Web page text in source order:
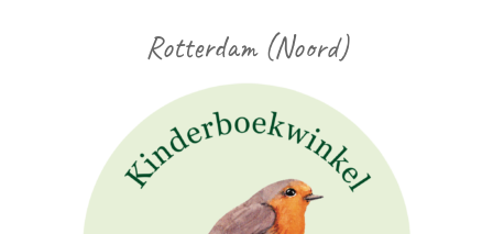
Rotterdam (Noord)